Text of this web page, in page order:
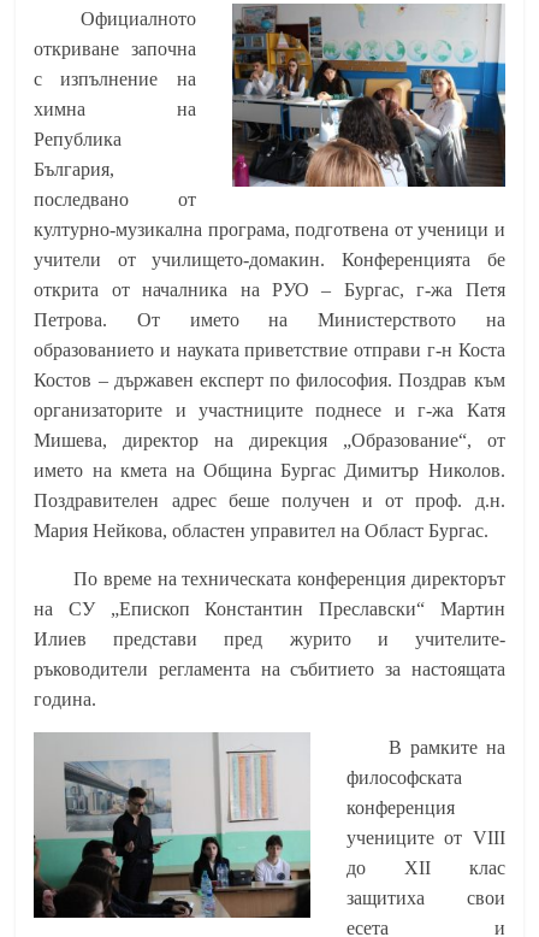
Официалното
откриване започна
с изпълнение на
химна на
Република
България,
последвано от
културно-музикална програма, подготвена от ученици и
учители от училището-домакин. Конференцията бе
открита от началника на РУО – Бургас, г-жа Петя
Петрова. От името на Министерството на
образованието и науката приветствие отправи г-н Коста
Костов – държавен експерт по философия. Поздрав към
организаторите и участниците поднесе и г-жа Катя
Мишева, директор на дирекция „Образование“, от
името на кмета на Община Бургас Димитър Николов.
Поздравителен адрес беше получен и от проф. д.н.
Мария Нейкова, областен управител на Област Бургас.
По време на техническата конференция директорът
на СУ „Епископ Константин Преславски“ Мартин
Илиев представи пред журито и учителите-
ръководители регламента на събитието за настоящата
година.
В рамките на
философската
конференция
учениците от VIII
до XII клас
защитиха свои
есета и